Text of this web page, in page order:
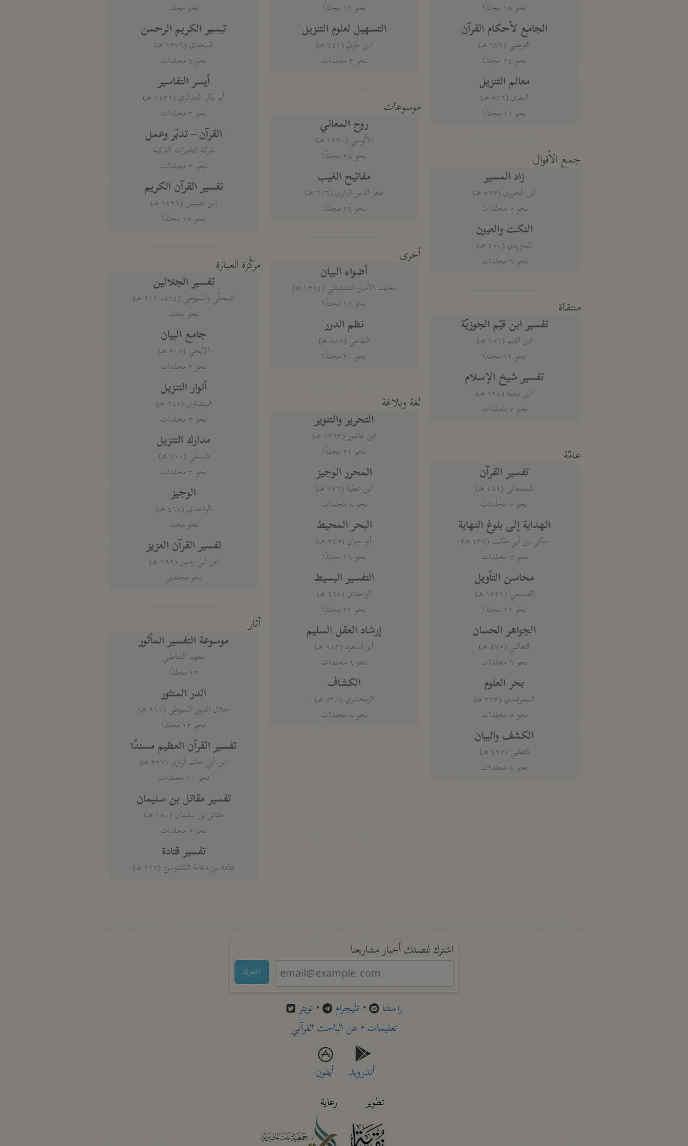
نحو ١٩ مجلدًا
الجامع لأحكام القرآن
القرطبي (٦٧١ هـ)
نحو ٢٤ مجلدًا
معالم التنزيل
البغوي (٥١٦ هـ)
نحو ١١ مجلدًا
جمع الأقوال
زاد المسير
ابن الجوزي (٥٩٧ هـ)
نحو ٥ مجلدات
النكت والعيون
الماوردي (٤٥٠ هـ)
نحو ٦ مجلدات
منتقاة
تفسير ابن قيّم الجوزيّة
ابن القيم (٧٥١ هـ)
نحو ١٢ مجلدًا
تفسير شيخ الإسلام
ابن تيمية (٧٢٨ هـ)
نحو ٧ مجلدات
عامّة
تفسير القرآن
السمعاني (٤٨٩ هـ)
نحو ٥ مجلدات
الهداية إلى بلوغ النهاية
مكي بن أبي طالب (٤٣٧ هـ)
نحو ٧ مجلدات
محاسن التأويل
القاسمي (١٣٣٢ هـ)
نحو ١١ مجلدًا
الجواهر الحسان
الثعالبي (٨٧٥ هـ)
نحو ٦ مجلدات
بحر العلوم
السمرقندي (٣٧٣ هـ)
نحو ٥ مجلدات
الكشف والبيان
الثعلبي (٤٢٧ هـ)
نحو ٨ مجلدات
نحو ١١ مجلدًا
التسهيل لعلوم التنزيل
ابن جُزَيّ (٧٤١ هـ)
نحو ٣ مجلدات
موسوعات
روح المعاني
الآلوسي (١٢٧٠ هـ)
نحو ٢٨ مجلدًا
مفاتيح الغيب
فخر الدين الرازي (٦٠٦ هـ)
نحو ٢٤ مجلدًا
أخرى
أضواء البيان
محمد الأمين الشنقيطي (١٣٩٤ هـ)
نحو ١١ مجلدًا
نظم الدرر
البقاعي (٨٨٥ هـ)
نحو ٢٠ مجلدًا
لغة وبلاغة
التحرير والتنوير
ابن عاشور (١٣٩٣ هـ)
نحو ٢٤ مجلدًا
المحرر الوجيز
ابن عطية (٥٤٦ هـ)
نحو ٨ مجلدات
البحر المحيط
أبو حيان (٧٤٥ هـ)
نحو ١٦ مجلدًا
التفسير البسيط
الواحدي (٤٦٨ هـ)
نحو ٢٢ مجلدًا
إرشاد العقل السليم
أبو السعود (٩٨٢ هـ)
نحو ٩ مجلدات
الكشاف
الزمخشري (٥٣٨ هـ)
نحو ٨ مجلدات
نحو مجلد
تيسير الكريم الرحمن
السعدي (١٣٧٦ هـ)
نحو ٤ مجلدات
أيسر التفاسير
أبو بكر الجزائري (١٤٣٩ هـ)
نحو ٣ مجلدات
القرآن – تدبّر وعمل
شركة الخبرات الذكية
نحو ٣ مجلدات
تفسير القرآن الكريم
ابن عثيمين (١٤٢١ هـ)
نحو ١٥ مجلدًا
مركَّزة العبارة
تفسير الجلالين
المحلّي والسيوطي (٨٦٤، ٩١١ هـ)
نحو مجلد
جامع البيان
الإيجي (٩٠٥ هـ)
نحو ٣ مجلدات
أنوار التنزيل
البيضاوي (٦٨٥ هـ)
نحو ٣ مجلدات
مدارك التنزيل
النسفي (٧١٠ هـ)
نحو ٣ مجلدات
الوجيز
الواحدي (٤٦٨ هـ)
نحو مجلد
تفسير القرآن العزيز
ابن أبي زمنين (٣٩٩ هـ)
نحو مجلدين
آثار
موسوعة التفسير المأثور
معهد الشاطبي
٢٣ مجلدًا
الدر المنثور
جلال الدين السيوطي (٩١١ هـ)
نحو ١٣ مجلدًا
تفسير القرآن العظيم مسندًا
ابن أبي حاتم الرازي (٣٢٧ هـ)
نحو ١٠ مجلدات
تفسير مقاتل بن سليمان
مقاتل بن سليمان (١٥٠ هـ)
نحو ٥ مجلدات
تفسير قتادة
قتادة بن دعامة السّدوسيّ (١١٧ هـ)
اشترك لتصلك أخبار مشاريعنا
اشترك
راسلنا • تليجرام • تويتر
تعليمات• عن الباحث القرآني
أندرويد
أيفون
تطوير
رعاية